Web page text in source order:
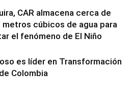
CAR almacena cerca de
metros cúbicos de agua para
el fenómeno de El Niño
es líder en Transformación
Colombia